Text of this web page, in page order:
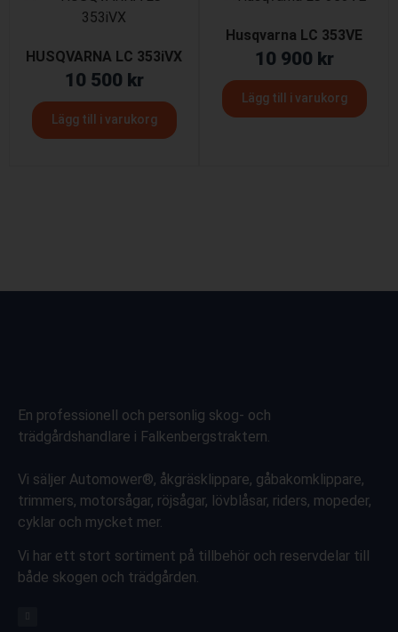
HUSQVARNA LC 353iVX
10 500 kr
Lägg till i varukorg
Husqvarna LC 353VE
10 900 kr
Lägg till i varukorg
En professionell och personlig skog- och
trädgårdshandlare i Falkenbergstraktern.
Vi säljer Automower®, åkgräsklippare, gåbakomklippare,
trimmers, motorsågar, röjsågar, lövblåsar, riders, mopeder,
cyklar och mycket mer.
Vi har ett stort sortiment på tillbehör och reservdelar till
både skogen och trädgården.